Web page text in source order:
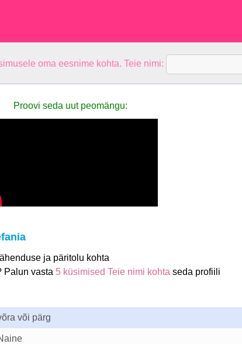
oma eesnime kohta. Teie nimi:
Proovi seda uut peomängu:
ja päritolu kohta
Palun vasta 5 küsimised Teie nimi kohta seda profiili
või pärg